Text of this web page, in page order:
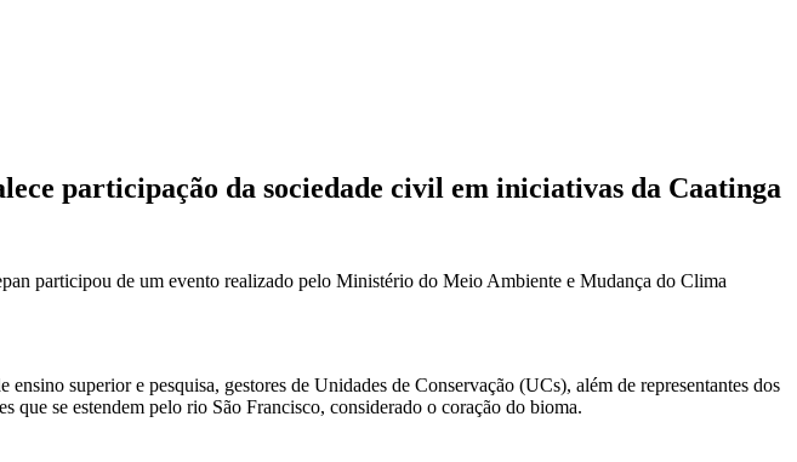
participação da sociedade civil em iniciativas da Caatinga
participou de um evento realizado pelo Ministério do Meio Ambiente e Mudança do Clima
superior e pesquisa, gestores de Unidades de Conservação (UCs), além de representantes dos
que se estendem pelo rio São Francisco, considerado o coração do bioma.